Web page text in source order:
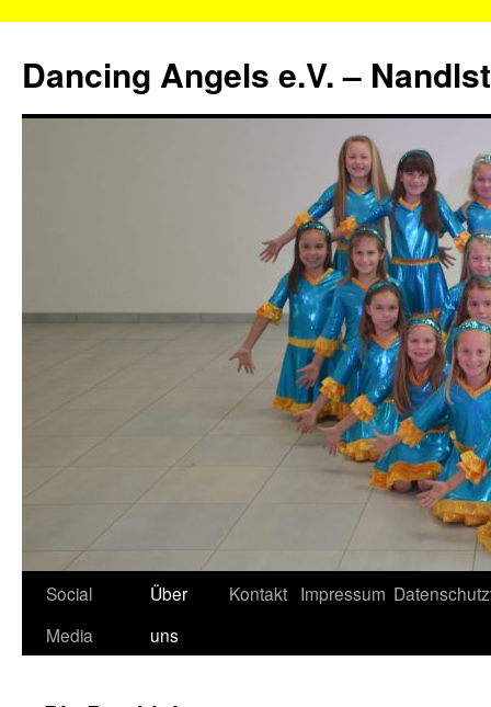
springen
Dancing Angels e.V. –
Social
Media
Über
uns
Kontakt Impressum